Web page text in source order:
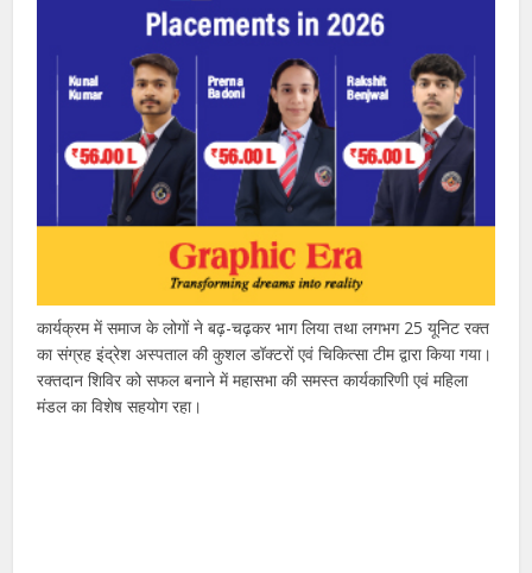
कार्यक्रम में समाज के लोगों ने बढ़-चढ़कर भाग लिया तथा लगभग 25 यूनिट रक्त
का संग्रह इंद्रेश अस्पताल की कुशल डॉक्टरों एवं चिकित्सा टीम द्वारा किया गया।
रक्तदान शिविर को सफल बनाने में महासभा की समस्त कार्यकारिणी एवं महिला
मंडल का विशेष सहयोग रहा।